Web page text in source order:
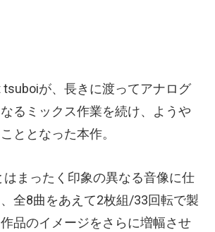
が、長きに渡ってアナログ
るミックス作業を続け、ようや
ととなった本作。
はまったく印象の異なる音像に仕
、全8曲をあえて2枚組/33回転で製
品のイメージをさらに増幅させ